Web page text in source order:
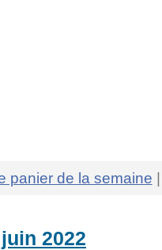
panier de la semaine
2022